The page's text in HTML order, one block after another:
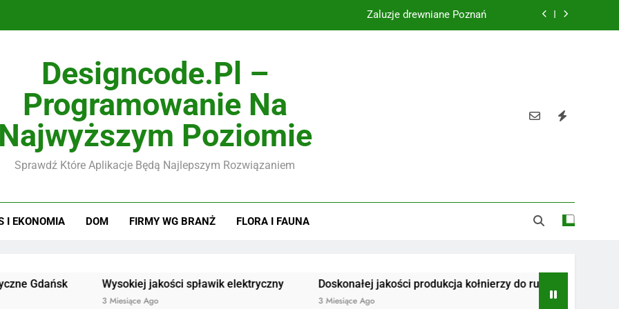
Żaluzje drewniane Poznań
Designcode.pl –
Programowanie Na
Najwyższym Poziomie
Sprawdź Które Aplikacje Będą Najlepszym Rozwiązaniem
I EKONOMIA DOM FIRMY WG BRANŻ FLORA I FAUNA
Wysokiej jakości spławik elektryczny
3 Miesiące Ago
Doskonałej jakości produkcja kołnierzy do rur
3 Miesiące Ago
Radiotelefony
3 Miesiące Ago